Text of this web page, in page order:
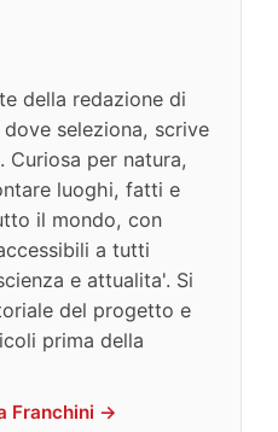
della redazione di
seleziona, scrive
Curiosa per natura,
luoghi, fatti e
il mondo, con
a tutti
e attualita'. Si
del progetto e
prima della
Franchini →